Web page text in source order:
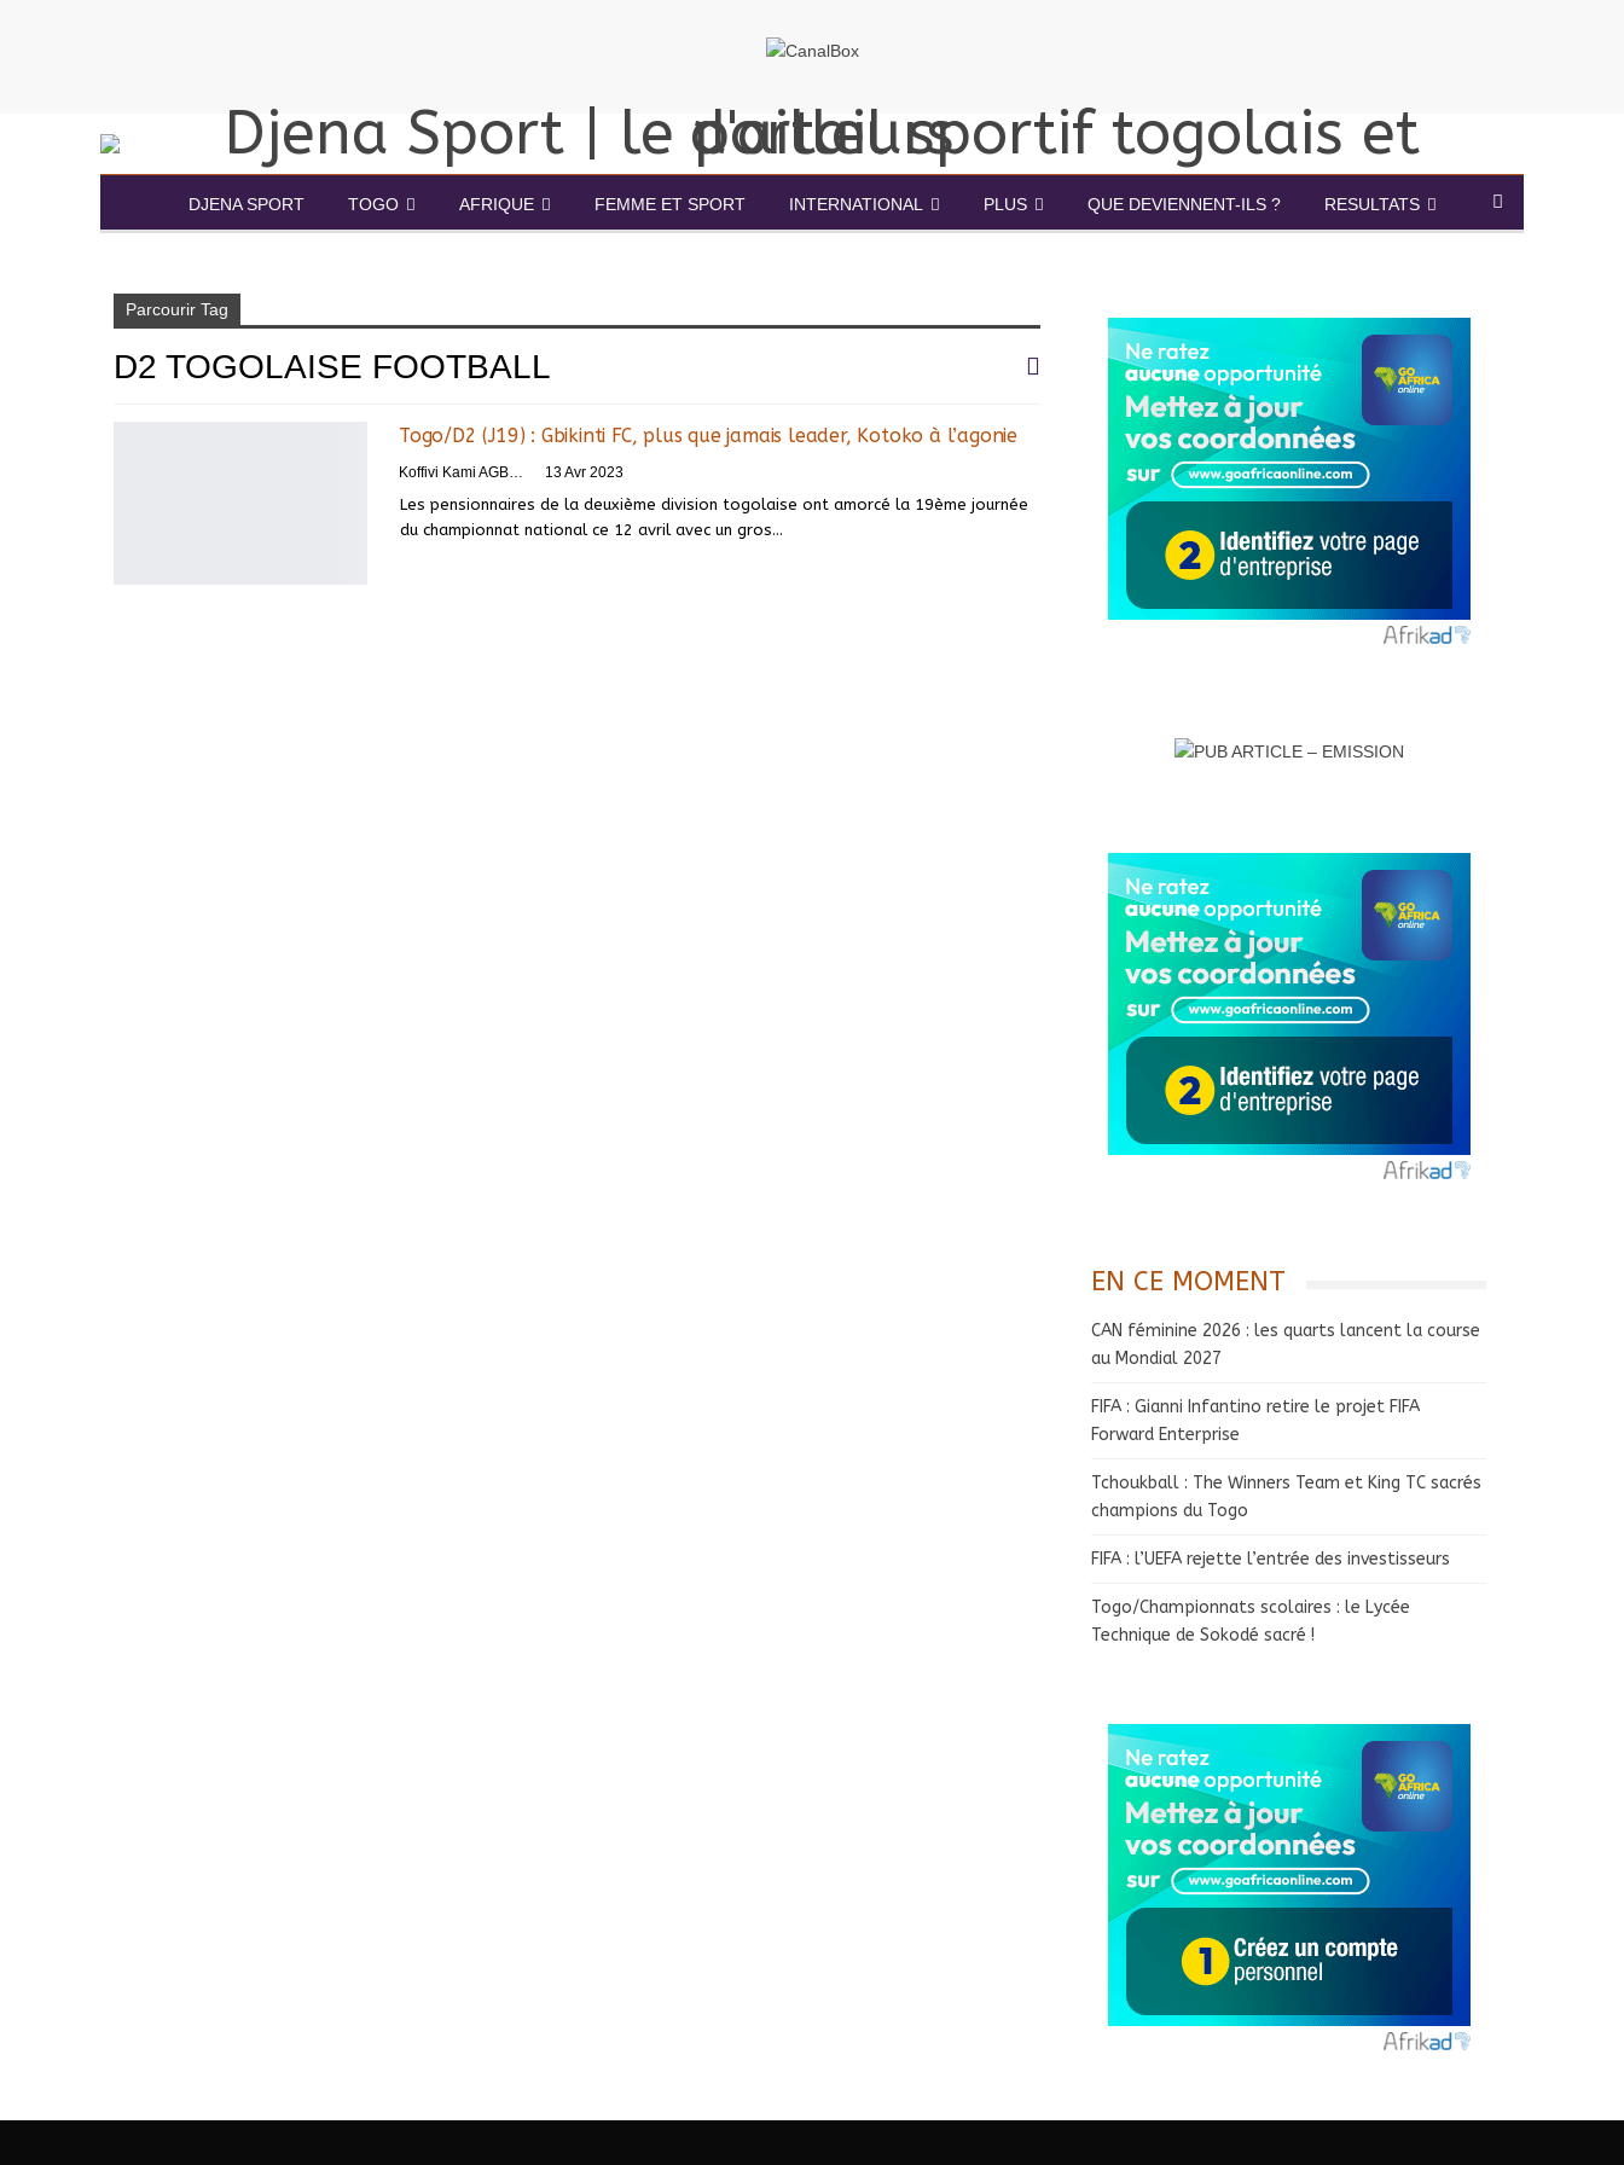
DJENA SPORT TOGO AFRIQUE FEMME ET SPORT INTERNATIONAL PLUS QUE DEVIENNENT-ILS ? RESULTATS
Parcourir Tag
D2 TOGOLAISE FOOTBALL
Togo/D2 (J19) : Gbikinti FC, plus que jamais leader, Kotoko à l’agonie
Koffivi Kami AGBETOU 13 Avr 2023
Les pensionnaires de la deuxième division togolaise ont amorcé la 19ème journée
du championnat national ce 12 avril avec un gros…
EN CE MOMENT
CAN féminine 2026 : les quarts lancent la course
au Mondial 2027
FIFA : Gianni Infantino retire le projet FIFA
Forward Enterprise
Tchoukball : The Winners Team et King TC sacrés
champions du Togo
FIFA : l’UEFA rejette l’entrée des investisseurs
Togo/Championnats scolaires : le Lycée
Technique de Sokodé sacré !